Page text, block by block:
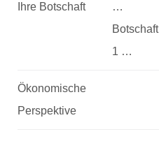
Ihre Botschaft
…
Botschaft
1 …
Ökonomische
Perspektive